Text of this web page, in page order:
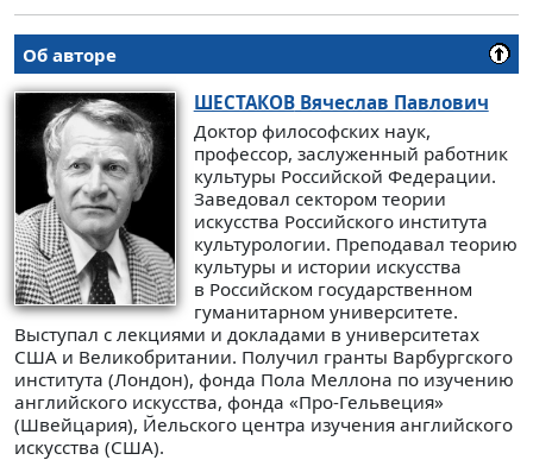
Об авторе
ШЕСТАКОВВячеслав Павлович
Доктор философских наук,
профессор, заслуженный работник
культуры Российской Федерации.
Заведовал сектором теории
искусства Российского института
культурологии. Преподавал теорию
культуры и истории искусства
в Российском государственном
гуманитарном университете.
Выступал с лекциями и докладами в университетах
США и Великобритании. Получил гранты Варбургского
института (Лондон), фонда Пола Меллона по изучению
английского искусства, фонда «Про-Гельвеция»
(Швейцария), Йельского центра изучения английского
искусства (США).